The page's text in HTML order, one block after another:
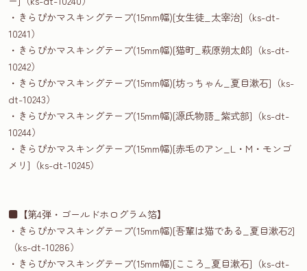
・きらぴかマスキングテープ(15mm幅)[女生徒_太宰治]（ks-dt-
10241）
・きらぴかマスキングテープ(15mm幅)[猫町_萩原朔太郎]（ks-dt-
10242）
・きらぴかマスキングテープ(15mm幅)[坊っちゃん_夏目漱石]（ks-
dt-10243）
・きらぴかマスキングテープ(15mm幅)[源氏物語_紫式部]（ks-dt-
10244）
・きらぴかマスキングテープ(15mm幅)[赤毛のアン_L・M・モンゴ
メリ]（ks-dt-10245）
■【第4弾・ゴールドホログラム箔】
・きらぴかマスキングテープ(15mm幅)[吾輩は猫である_夏目漱石2]
（ks-dt-10286）
・きらぴかマスキングテープ(15mm幅)[こころ_夏目漱石]（ks-dt-